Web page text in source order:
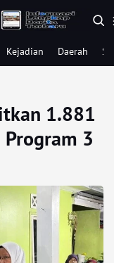
Kejadian Daerah
1.881
3